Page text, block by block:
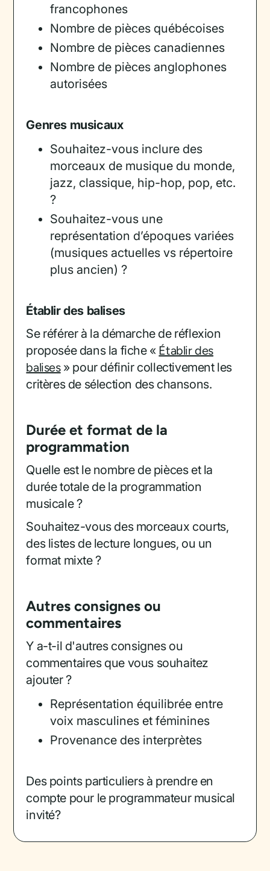
francophones
Nombre de pièces québécoises
Nombre de pièces canadiennes
Nombre de pièces anglophones
autorisées
Genres musicaux
Souhaitez-vous inclure des
morceaux de musique du monde,
jazz, classique, hip-hop, pop, etc.
?
Souhaitez-vous une
représentation d’époques variées
(musiques actuelles vs répertoire
plus ancien) ?
Établir des balises
Se référer à la démarche de réflexion
proposée dans la fiche « Établir des
balises» pour définir collectivement les
critères de sélection des chansons.
Durée et format de la
programmation
Quelle est le nombre de pièces et la
durée totale de la programmation
musicale ?
Souhaitez-vous des morceaux courts,
des listes de lecture longues, ou un
format mixte ?
Autres consignes ou
commentaires
Y a-t-il d'autres consignes ou
commentaires que vous souhaitez
ajouter ?
Représentation équilibrée entre
voix masculines et féminines
Provenance des interprètes
Des points particuliers à prendre en
compte pour le programmateur musical
invité?